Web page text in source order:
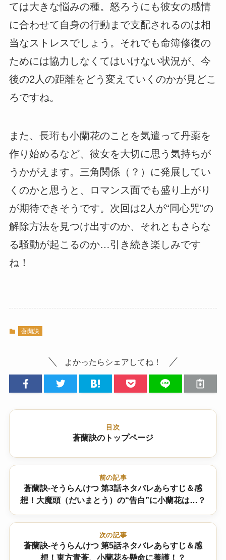
ては大きな悩みの種。怒ろうにも彼女の感情
に合わせて自身の行動まで支配されるのは相
当なストレスでしょう。それでも命簿修復の
ためには協力しなくてはいけない状況が、今
後の2人の距離をどう変えていくのかが見どこ
ろですね。
また、長珩も小蘭花のことを気遣って丹薬を
作り始めるなど、彼女を大切に思う気持ちが
うかがえます。三角関係（？）に発展してい
くのかと思うと、ロマンス面でも盛り上がり
が期待できそうです。次回は2人が“同心咒”の
解除方法を見つけ出すのか、それともさらな
る騒動が起こるのか…引き続き楽しみです
ね！
蒼蘭訣
よかったらシェアしてね！
目次
蒼蘭訣のトップページ
前の記事
蒼蘭訣-そうらんけつ 第3話ネタバレあらすじ＆感
想！大魔頭（だいまとう）の“告白”に小蘭花は…？
次の記事
蒼蘭訣-そうらんけつ 第5話ネタバレあらすじ＆感
想！東方青蒼、小蘭花を懸命に養護！？